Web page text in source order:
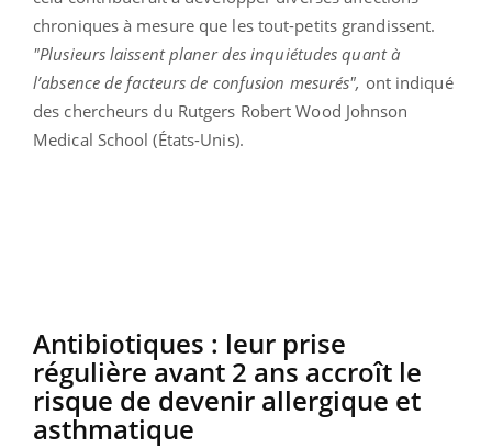
chroniques à mesure que les tout-petits grandissent.
"Plusieurs laissent planer des inquiétudes quant à
l’absence de facteurs de confusion mesurés", ont indiqué
des chercheurs du Rutgers Robert Wood Johnson
Medical School (États-Unis).
Antibiotiques : leur prise
régulière avant 2 ans accroît le
risque de devenir allergique et
asthmatique